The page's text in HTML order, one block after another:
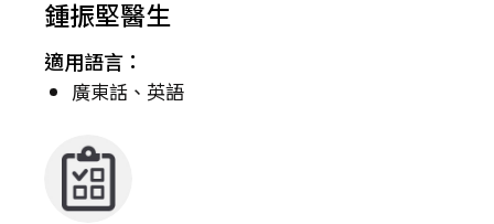
鍾振堅醫生
適用語言：
廣東話、英語